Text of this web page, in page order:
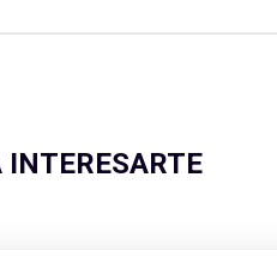
INTERESARTE